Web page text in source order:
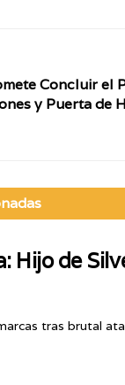
Concluir el
y Puerta de
Hijo de
tras brutal